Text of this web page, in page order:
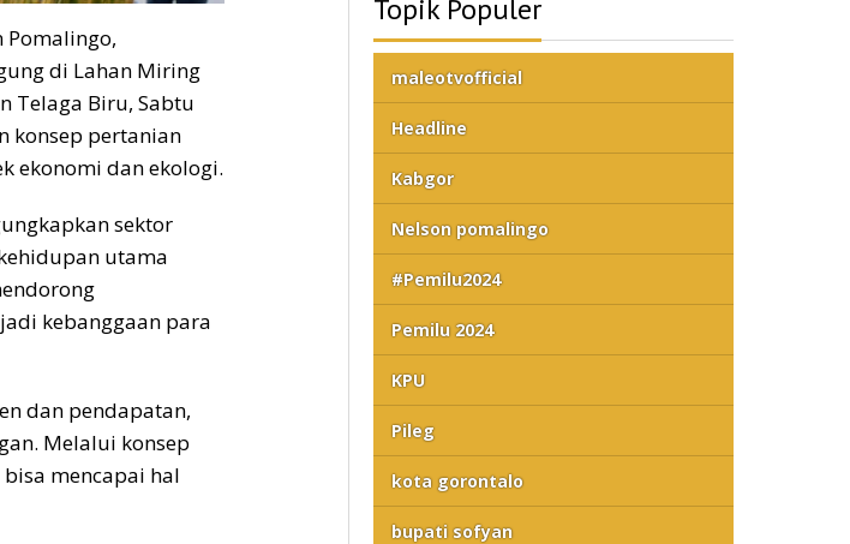
Pomalingo,
di Lahan Miring
Telaga Biru, Sabtu
konsep pertanian
ekonomi dan ekologi.
sektor
utama
kebanggaan para
dan pendapatan,
Melalui konsep
mencapai hal
Topik Populer
maleotvofficial
Headline
Kabgor
Nelson pomalingo
#Pemilu2024
Pemilu 2024
KPU
Pileg
kota gorontalo
bupati sofyan